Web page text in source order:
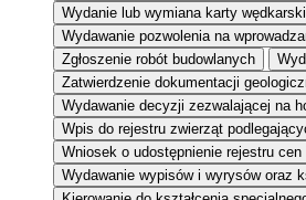
Wydanie lub wymiana karty
Wydawanie pozwolenia na
Zgłoszenie robót budowlanych
Zatwierdzenie dokumentacji
Wydawanie decyzji zezwalającej na
Wpis do rejestru zwierząt
Wniosek o udostępnienie rejestru
Wydawanie wypisów i wyrysów oraz